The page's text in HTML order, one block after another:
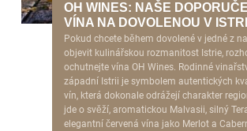
OH WINES: NAŠE
VÍNA NA DOVOLENOU V ISTRII
Pokud chcete během dovolené v jedné z
objevit kulinářskou rozmanitost Istrie,
ochutnejte vína OH Wines. Rodinné
západní Istrii je symbolem autentických
vín, která dokonale odrážejí charakter
jde o svěží, aromatickou Malvasii, silný
elegantní červená vína jako Merlot a